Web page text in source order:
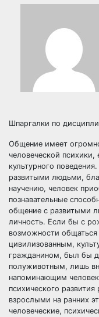
Шпаргалки по
Общение имеет
человеческой психики,
культурного
развитыми людьми,
научению, человек
познавательные
общение с развитыми
личность. Если бы с
возможности
цивилизованным,
гражданином, был бы
полуживотным, лишь
напоминающим
психического
взрослыми на ранних
человеческие,